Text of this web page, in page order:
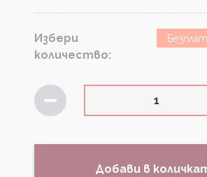
Избери
количество:
Добави в